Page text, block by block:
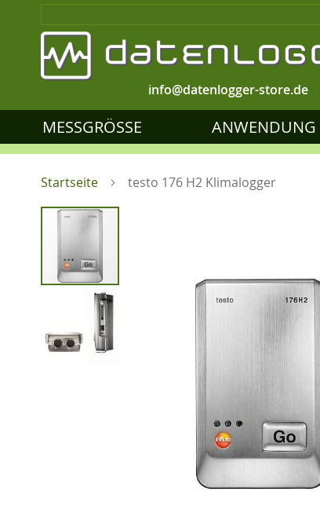
info@datenlogger-store.de
MESSGRÖSSE ANWENDUNG
Startseite testo 176 H2 Klimalogger
Zum
der
Bildgalerie
springen